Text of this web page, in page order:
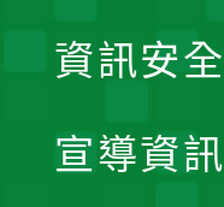
資訊安全
宣導資訊